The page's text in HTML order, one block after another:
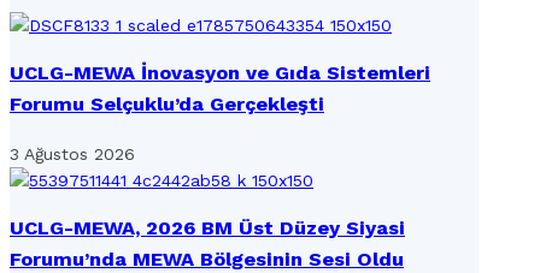
UCLG-MEWA İnovasyon ve Gıda Sistemleri
Forumu Selçuklu’da Gerçekleşti
3 Ağustos 2026
UCLG-MEWA, 2026 BM Üst Düzey Siyasi
Forumu’nda MEWA Bölgesinin Sesi Oldu